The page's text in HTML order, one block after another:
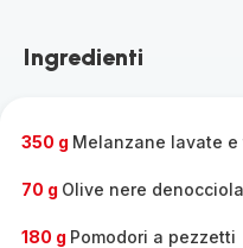
la
Ingredienti
350 g Melanzane lavate
70 g Olive nere
180 g Pomodori a pezzetti